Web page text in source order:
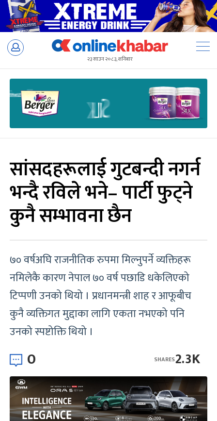
Skip
२३ साउन २०८३, शनिबार
सांसदहरूलाई गुटबन्दी नगर्न
भन्दै रविले भने– पार्टी फुट्ने
कुनै सम्भावना छैन
७० वर्षअघि राजनीतिक रुपमा मिल्नुपर्ने व्यक्तिहरू
नमिलेकै कारण नेपाल ७० वर्ष पछाडि धकेलिएको
टिप्पणी उनको थियो । प्रधानमन्त्री शाह र आफूबीच
कुनै व्यक्तिगत मुद्दाका लागि एकता नभएको पनि
उनको स्पष्टोक्ति थियो ।
0 2.3K
SHARES